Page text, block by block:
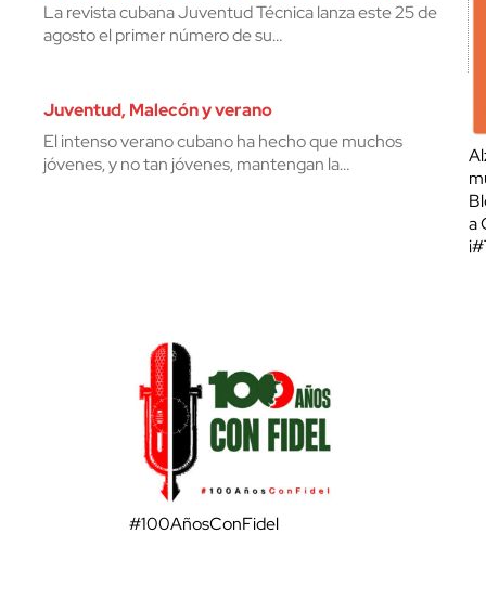
La revista cubana Juventud Técnica lanza este 25 de
agosto el primer número de su…
Juventud, Malecón y verano
El intenso verano cubano ha hecho que muchos
jóvenes, y no tan jóvenes, mantengan la…
a
#100AñosConFidel